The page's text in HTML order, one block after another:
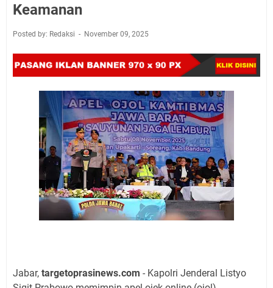
Keamanan
Posted by: Redaksi November 09, 2025
Jabar, targetoprasinews.com - Kapolri Jenderal Listyo